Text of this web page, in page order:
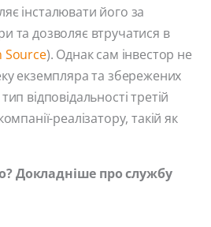
інсталювати його за
та дозволяє втручатися в
Source). Однак сам інвестор не
екземпляра та збережених
відповідальності третій
реалізатору, такій як
Докладніше про службу